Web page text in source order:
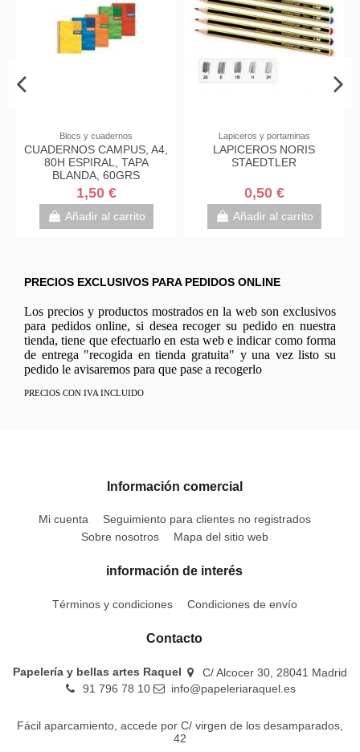
Blocs y cuadernos
CAMPUS, A4,
80H ESPIRAL, TAPA
BLANDA, 60GRS
1,50 €
Añadir al carrito
Lapiceros y portaminas
LAPICEROS NORIS
STAEDTLER
0,50 €
Añadir al carrito
PRECIOS EXCLUSIVOS PARA PEDIDOS ONLINE
Los precios y productos mostrados en la web son exclusivos
para pedidos online, si desea recoger su pedido en nuestra
tienda, tiene que efectuarlo en esta web e indicar como forma
de entrega "recogida en tienda gratuita" y una vez listo su
pedido le avisaremos para que pase a recogerlo
PRECIOS CON IVA INCLUIDO
Información comercial
Mi cuenta
Seguimiento para clientes no registrados
Sobre nosotros
Mapa del sitio web
información de interés
Términos y condiciones Condiciones de envío
Contacto
Papelería y bellas artes Raquel
C/ Alcocer 30, 28041 Madrid
91 796 78 10
info@papeleriaraquel.es
Fácil aparcamiento, accede por C/ virgen de los desamparados,
42